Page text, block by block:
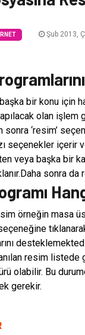
Şub 2013,
bir konu için
olan işlem
sonra ‘resim’
seçenekler içerir
veya başka bir
sonra
örneğin masa
resim
olabilir. Bu
gerekir.